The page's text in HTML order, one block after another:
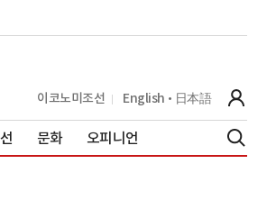
이코노미조선 English 日本語
문화 오피니언